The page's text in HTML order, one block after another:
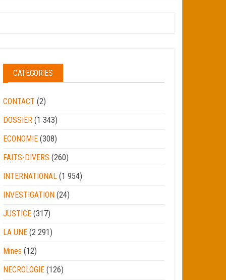
CATEGORIES
CONTACT (2)
DOSSIER (1 343)
ECONOMIE (308)
FAITS-DIVERS (260)
INTERNATIONAL (1 954)
INVESTIGATION (24)
JUSTICE (317)
LA UNE (2 291)
Mines (12)
NECROLOGIE (126)